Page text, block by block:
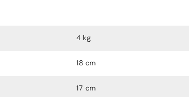
4 kg
18 cm
17 cm